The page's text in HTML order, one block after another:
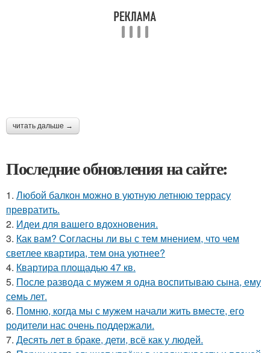
читать дальше →
Последние обновления на сайте:
1. Любой балкон можно в уютную летнюю террасу
превратить.
2. Идеи для вашего вдохновения.
3. Как вам? Согласны ли вы с тем мнением, что чем
светлее квартира, тем она уютнее?
4. Квартира площадью 47 кв.
5. После развода с мужем я одна воспитываю сына, ему
семь лет.
6. Помню, когда мы с мужем начали жить вместе, его
родители нас очень поддержали.
7. Десять лет в браке, дети, всё как у людей.